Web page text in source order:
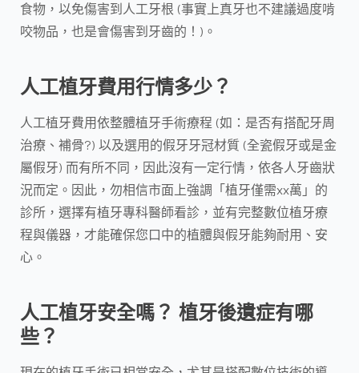
食物，以免傷害到人工牙根 (事實上真牙也不建議過度啃
咬物品，也是會傷害到牙齒的！)。
人工植牙費用行情多少？
人工植牙費用依整體植牙手術療程 (如：是否有搭配牙周
治療、補骨?) 以及選用的假牙牙冠材質 (全瓷假牙或是金
屬假牙) 而有所不同，因此沒有一定行情，依各人牙齒狀
況而定。因此，勿相信市面上強調「植牙僅需xx萬」的
診所，選擇有植牙專科醫師看診，並有完整數位植牙療
程與儀器，才能確保您口中的植體與假牙能夠耐用、安
心。
人工植牙安全嗎？ 植牙後遺症有哪
些？